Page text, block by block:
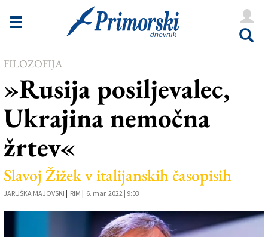
Novice
Goriška
Kultura
Šport
Še
Vreme
V Kioskih
FILOZOFIJA
»Rusija posiljevalec,
Ukrajina nemočna
žrtev«
Slavoj Žižek v italijanskih časopisih
JARUŠKA MAJOVSKI | RIM | 6. mar. 2022 | 9:03